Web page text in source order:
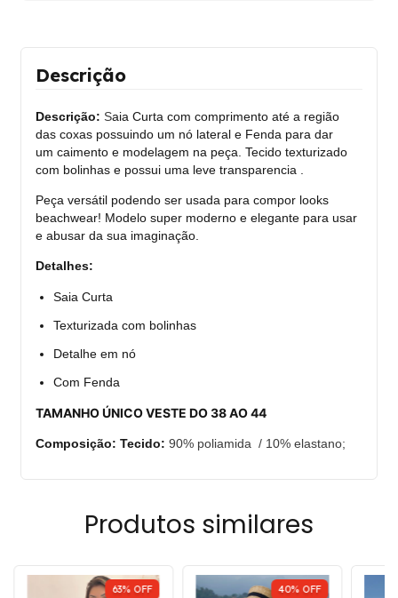
Descrição
Descrição: Saia Curta com comprimento até a região
das coxas possuindo um nó lateral e Fenda para dar
um caimento e modelagem na peça. Tecido texturizado
com bolinhas e possui uma leve transparencia .
Peça versátil podendo ser usada para compor looks
beachwear! Modelo super moderno e elegante para usar
e abusar da sua imaginação.
Detalhes:
Saia Curta
Texturizada com bolinhas
Detalhe em nó
Com Fenda
TAMANHO ÚNICO VESTE DO 38 AO 44
Composição: Tecido: 90% poliamida / 10% elastano;
Produtos similares
63% OFF 40% OFF